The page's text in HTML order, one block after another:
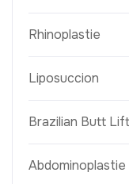
Rhinoplastie
Liposuccion
Brazilian Butt
Abdominoplastie